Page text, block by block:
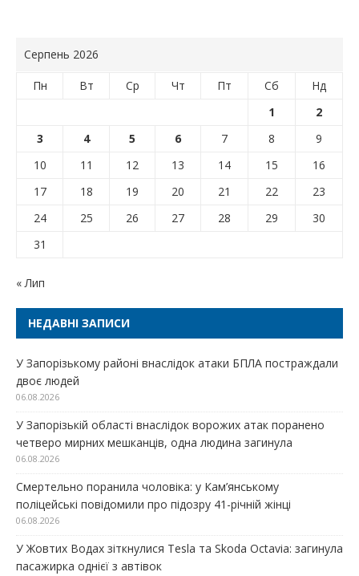
Серпень 2026
Пн Вт Ср Чт Пт Сб
Нд
1
2
3
4 5 6 7 8
9
10
11 12 13 14 15
16
17
18 19 20 21 22
23
24
25 26 27 28 29
30
31
« Лип
НЕДАВНІ ЗАПИСИ
У Запорізькому районі внаслідок атаки БПЛА постраждали
двоє людей
06.08.2026
У Запорізькій області внаслідок ворожих атак поранено
четверо мирних мешканців, одна людина загинула
06.08.2026
Смертельно поранила чоловіка: у Кам’янському
поліцейські повідомили про підозру 41-річній жінці
06.08.2026
У Жовтих Водах зіткнулися Tesla та Skoda Octavia: загинула
пасажирка однієї з автівок